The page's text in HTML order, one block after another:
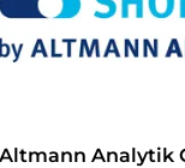
Altmann Analytik